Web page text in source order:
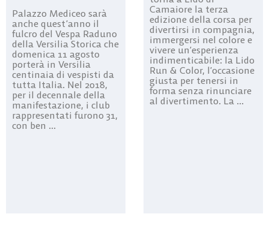
Palazzo Mediceo sarà
anche quest’anno il
fulcro del Vespa Raduno
della Versilia Storica che
domenica 11 agosto
porterà in Versilia
centinaia di vespisti da
tutta Italia. Nel 2018,
per il decennale della
manifestazione, i club
rappresentati furono 31,
con ben ...
Camaiore la terza
edizione della corsa per
divertirsi in compagnia,
immergersi nel colore e
vivere un’esperienza
indimenticabile: la Lido
Run & Color, l’occasione
giusta per tenersi in
forma senza rinunciare
al divertimento. La ...